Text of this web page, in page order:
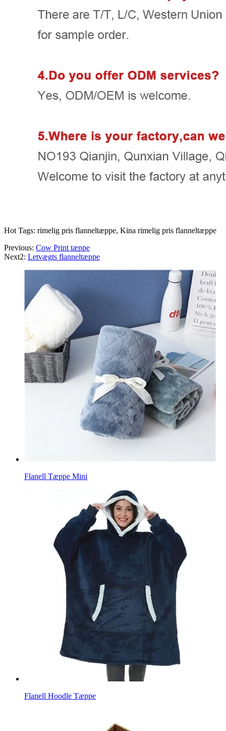
Hot Tags: rimelig pris flanneltæppe, Kina rimelig pris flanneltæppe
Previous: Cow Print tæppe
Next2: Letvægts flanneltæppe
Flanell Tæppe Mini
Flanell Hoodle Tæppe